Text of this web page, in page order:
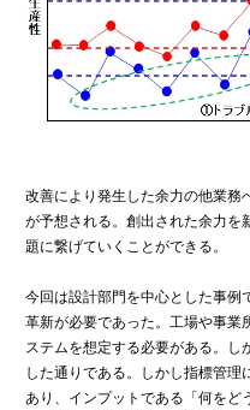
改善により発生した余力の他業務
が予想される。創出された余力を
題に繋げていくことができる。
今回は設計部門を中心とした事例
革新が必要であった。工場や事業
ステムを想定する必要がある。し
した通りである。しかし指標管
あり、インプットである「何をど